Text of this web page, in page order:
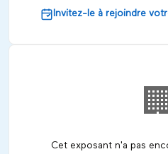
Invitez-le à rejoindre
Cet exposant n'a pas